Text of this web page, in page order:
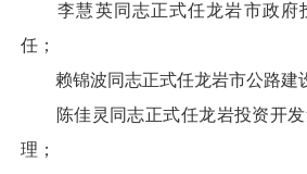
李慧英同志正式任龙岩市政府
任；
赖锦波同志正式任龙岩市公路建
陈佳灵同志正式任龙岩投资开发
理；